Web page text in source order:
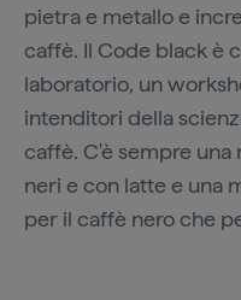
pietra e metallo e
caffè. Il Code black è
laboratorio, un
intenditori della
caffè. C'è sempre una
neri e con latte e una
per il caffè nero che